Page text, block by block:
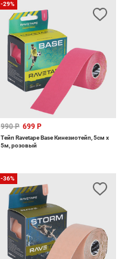
-29%
990 Р 699 Р
Тейп Ravetape Base Кинезиотейп, 5см x
5м, розовый
-36%